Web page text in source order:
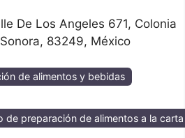
De Los Angeles 671, Colonia
Sonora 83249 México
de alimentos y bebidas
de preparación de alimentos a la